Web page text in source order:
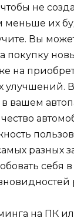
не
меньше их
Вы
покупку
на
улучшений.
вашем
разных
себя
на ПК